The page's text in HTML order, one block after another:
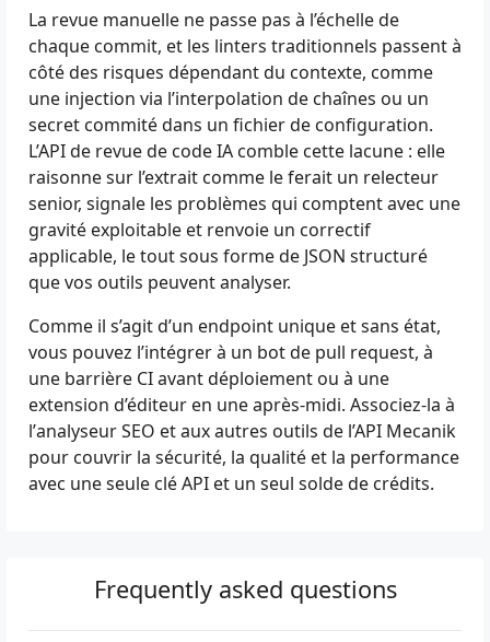
La revue manuelle ne passe pas à l’échelle de
chaque commit, et les linters traditionnels passent à
côté des risques dépendant du contexte, comme
une injection via l’interpolation de chaînes ou un
secret commité dans un fichier de configuration.
L’API de revue de code IA comble cette lacune : elle
raisonne sur l’extrait comme le ferait un relecteur
senior, signale les problèmes qui comptent avec une
gravité exploitable et renvoie un correctif
applicable, le tout sous forme de JSON structuré
que vos outils peuvent analyser.
Comme il s’agit d’un endpoint unique et sans état,
vous pouvez l’intégrer à un bot de pull request, à
une barrière CI avant déploiement ou à une
extension d’éditeur en une après-midi. Associez-la à
l’analyseur SEO et aux autres outils de l’API Mecanik
pour couvrir la sécurité, la qualité et la performance
avec une seule clé API et un seul solde de crédits.
Frequently asked questions